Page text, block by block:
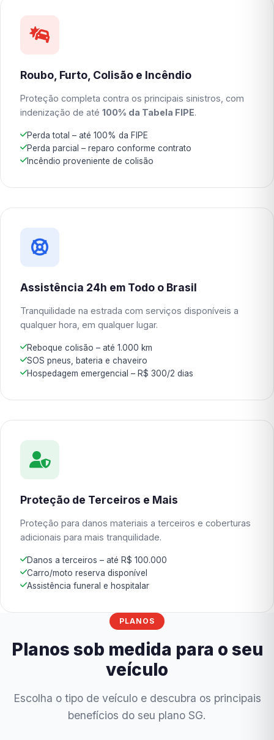
Roubo, Furto, Colisão e Incêndio
Proteção completa contra os principais sinistros, com
indenização de até 100% da Tabela FIPE.
Perda total – até 100% da FIPE
Perda parcial – reparo conforme contrato
Incêndio proveniente de colisão
Assistência 24h em Todo o Brasil
Tranquilidade na estrada com serviços disponíveis a
qualquer hora, em qualquer lugar.
Reboque colisão – até 1.000 km
SOS pneus, bateria e chaveiro
Hospedagem emergencial – R$ 300/2 dias
Proteção de Terceiros e Mais
Proteção para danos materiais a terceiros e coberturas
adicionais para mais tranquilidade.
Danos a terceiros – até R$ 100.000
Carro/moto reserva disponível
Assistência funeral e hospitalar
PLANOS
Planos sob medida para o seu
veículo
Escolha o tipo de veículo e descubra os principais
benefícios do seu plano SG.